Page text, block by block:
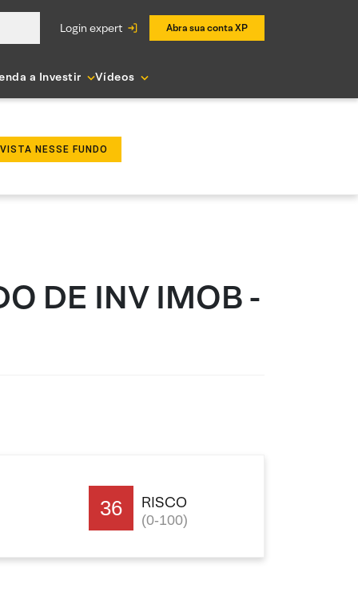
login expert Abra sua conta XP
a Investir Vídeos
NESSE FUNDO
DE INV IMOB -
36 RISCO
(0-100)